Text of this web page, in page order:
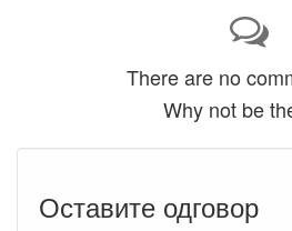
There are no
Why not be
Оставите одговор